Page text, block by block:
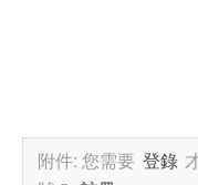
附件:您需要 登錄